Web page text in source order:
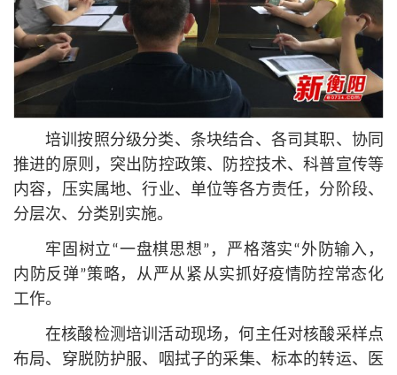
培训按照分级分类、条块结合、各司其职、协同
推进的原则，突出防控政策、防控技术、科普宣传等
内容，压实属地、行业、单位等各方责任，分阶段、
分层次、分类别实施。
牢固树立“一盘棋思想”，严格落实“外防输入，
内防反弹”策略，从严从紧从实抓好疫情防控常态化
工作。
在核酸检测培训活动现场，何主任对核酸采样点
布局、穿脱防护服、咽拭子的采集、标本的转运、医